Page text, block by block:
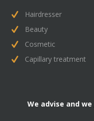
Hairdresser
Beauty
Cosmetic
Capillary treatment
We advise and